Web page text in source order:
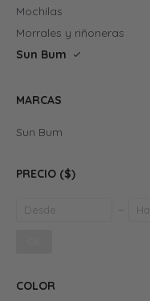
Mochilas
Morrales y riñoneras
Sun Bum
MARCAS
Sun Bum
PRECIO ($)
COLOR